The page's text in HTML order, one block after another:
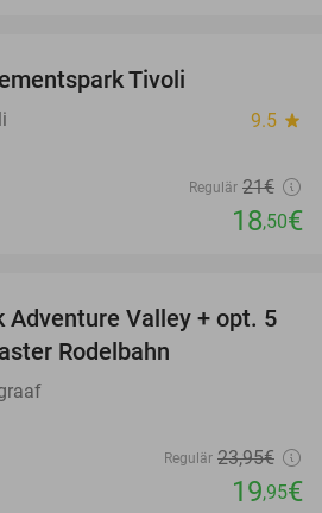
Tivoli
9.5 star
Regulär 21€
18,50€
17%
Valley + opt. 5
Rodelbahn
Regulär 23,95€
19,95€